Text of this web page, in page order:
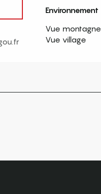
Environnement
Environnement
Vue montagne
Vue village